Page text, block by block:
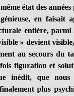
état des années
en faisait
entière,
» devient
au secours du
figuration et
inédit, que
plus